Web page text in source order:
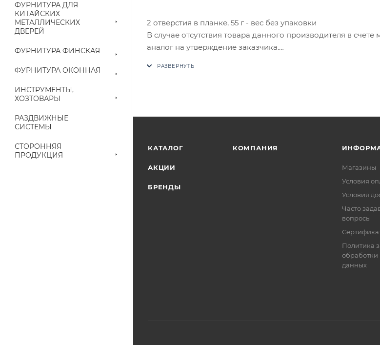
ФУРНИТУРА ДЛЯ
КИТАЙСКИХ
МЕТАЛЛИЧЕСКИХ
ДВЕРЕЙ
ФУРНИТУРА ФИНСКАЯ
ФУРНИТУРА ОКОННАЯ
ИНСТРУМЕНТЫ,
ХОЗТОВАРЫ
РАЗДВИЖНЫЕ
СИСТЕМЫ
СТОРОННЯЯ
ПРОДУКЦИЯ
2 отверстия в планке, 55 г - вес без упаковки
В случае отсутствия товара данного производителя в
аналог на утверждение заказчика.
КАТАЛОГ
АКЦИИ
БРЕНДЫ
КОМПАНИЯ
Магазины
Условия
Условия
Часто
вопросы
Политика
обработки
данных